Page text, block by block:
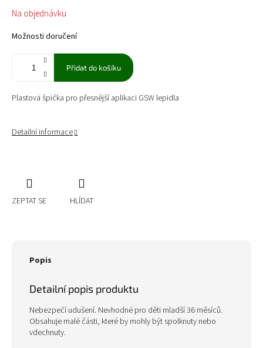
Měrná
cena:
Na objednávku
Možnosti doručení
Přidat do košíku
Plastová špička pro přesnější aplikaci GSW lepidla
Detailní informace
ZEPTAT SE HLÍDAT
Popis
Detailní popis produktu
Nebezpečí udušení. Nevhodné pro děti mladší 36 měsíců.
Obsahuje malé části, které by mohly být spolknuty nebo
vdechnuty.